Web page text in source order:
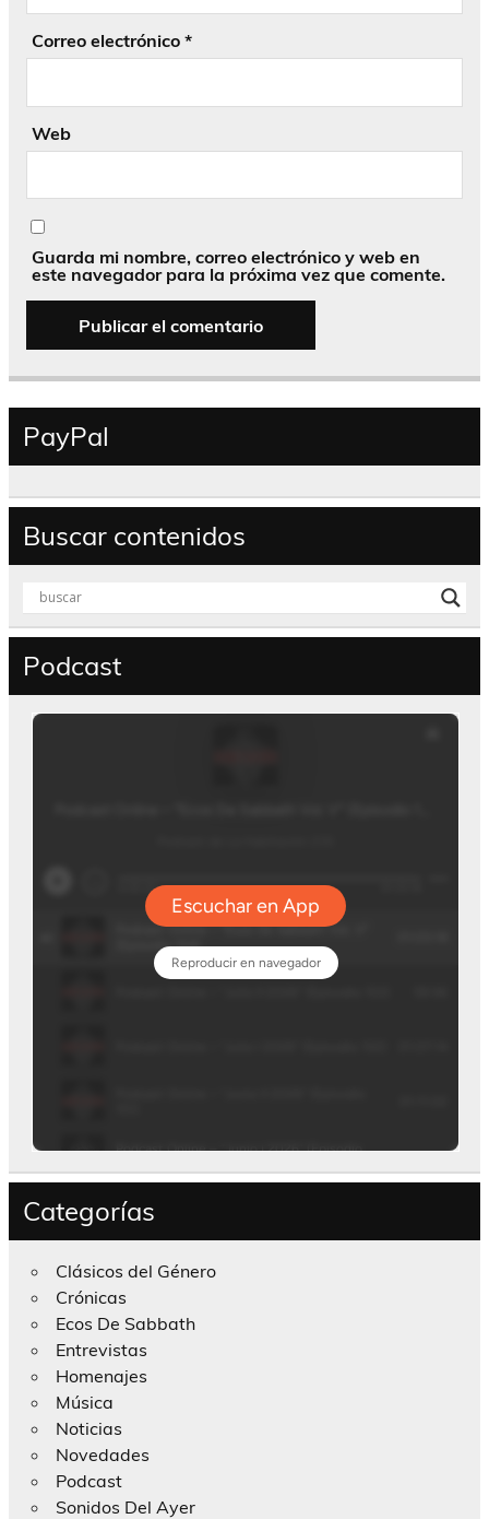
Correo electrónico *
Web
Guarda mi nombre, correo electrónico y web en
este navegador para la próxima vez que comente.
PayPal
Buscar contenidos
Podcast
Categorías
Clásicos del Género
Crónicas
Ecos De Sabbath
Entrevistas
Homenajes
Música
Noticias
Novedades
Podcast
Sonidos Del Ayer